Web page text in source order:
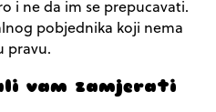
i ne da im se prepucavati.
pobjednika koji nema
pravu.
vam zamjerati